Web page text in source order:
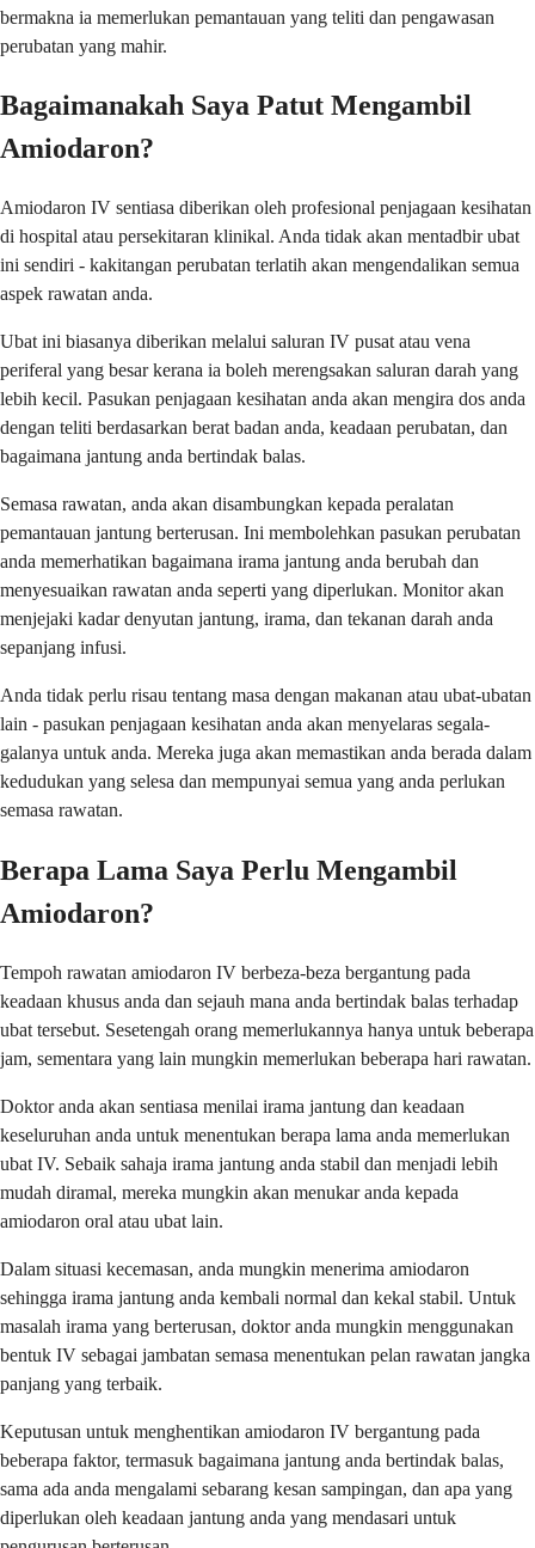
bermakna ia memerlukan pemantauan yang teliti dan pengawasan
perubatan yang mahir.
Bagaimanakah Saya Patut Mengambil
Amiodaron?
Amiodaron IV sentiasa diberikan oleh profesional penjagaan kesihatan
di hospital atau persekitaran klinikal. Anda tidak akan mentadbir ubat
ini sendiri - kakitangan perubatan terlatih akan mengendalikan semua
aspek rawatan anda.
Ubat ini biasanya diberikan melalui saluran IV pusat atau vena
periferal yang besar kerana ia boleh merengsakan saluran darah yang
lebih kecil. Pasukan penjagaan kesihatan anda akan mengira dos anda
dengan teliti berdasarkan berat badan anda, keadaan perubatan, dan
bagaimana jantung anda bertindak balas.
Semasa rawatan, anda akan disambungkan kepada peralatan
pemantauan jantung berterusan. Ini membolehkan pasukan perubatan
anda memerhatikan bagaimana irama jantung anda berubah dan
menyesuaikan rawatan anda seperti yang diperlukan. Monitor akan
menjejaki kadar denyutan jantung, irama, dan tekanan darah anda
sepanjang infusi.
Anda tidak perlu risau tentang masa dengan makanan atau ubat-ubatan
lain - pasukan penjagaan kesihatan anda akan menyelaras segala-
galanya untuk anda. Mereka juga akan memastikan anda berada dalam
kedudukan yang selesa dan mempunyai semua yang anda perlukan
semasa rawatan.
Berapa Lama Saya Perlu Mengambil
Amiodaron?
Tempoh rawatan amiodaron IV berbeza-beza bergantung pada
keadaan khusus anda dan sejauh mana anda bertindak balas terhadap
ubat tersebut. Sesetengah orang memerlukannya hanya untuk beberapa
jam, sementara yang lain mungkin memerlukan beberapa hari rawatan.
Doktor anda akan sentiasa menilai irama jantung dan keadaan
keseluruhan anda untuk menentukan berapa lama anda memerlukan
ubat IV. Sebaik sahaja irama jantung anda stabil dan menjadi lebih
mudah diramal, mereka mungkin akan menukar anda kepada
amiodaron oral atau ubat lain.
Dalam situasi kecemasan, anda mungkin menerima amiodaron
sehingga irama jantung anda kembali normal dan kekal stabil. Untuk
masalah irama yang berterusan, doktor anda mungkin menggunakan
bentuk IV sebagai jambatan semasa menentukan pelan rawatan jangka
panjang yang terbaik.
Keputusan untuk menghentikan amiodaron IV bergantung pada
beberapa faktor, termasuk bagaimana jantung anda bertindak balas,
sama ada anda mengalami sebarang kesan sampingan, dan apa yang
diperlukan oleh keadaan jantung anda yang mendasari untuk